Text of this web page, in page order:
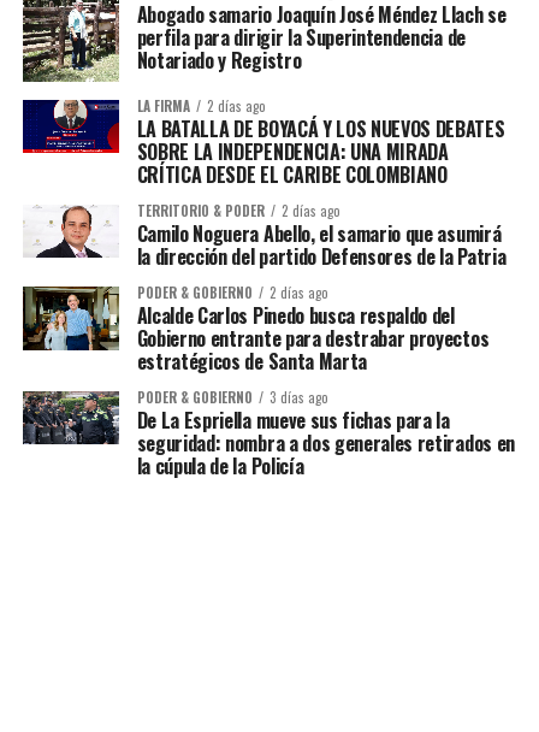
Abogado samario Joaquín José Méndez Llach se
perfila para dirigir la Superintendencia de
Notariado y Registro
LA FIRMA 2 días ago
LA BATALLA DE BOYACÁ Y LOS NUEVOS DEBATES
SOBRE LA INDEPENDENCIA: UNA MIRADA
CRÍTICA DESDE EL CARIBE COLOMBIANO
TERRITORIO & PODER 2 días ago
Camilo Noguera Abello, el samario que asumirá
la dirección del partido Defensores de la Patria
PODER & GOBIERNO 2 días ago
Alcalde Carlos Pinedo busca respaldo del
Gobierno entrante para destrabar proyectos
estratégicos de Santa Marta
PODER & GOBIERNO 3 días ago
De La Espriella mueve sus fichas para la
seguridad: nombra a dos generales retirados en
la cúpula de la Policía